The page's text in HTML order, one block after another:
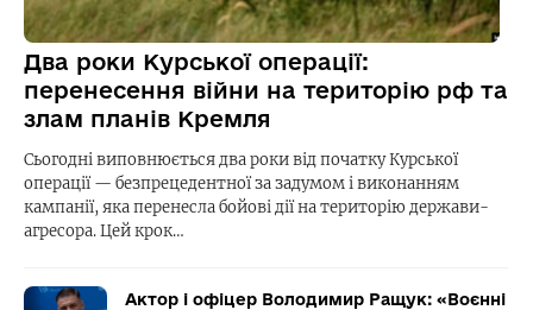
Два роки Курської операції:
перенесення війни на територію рф та
злам планів Кремля
Сьогодні виповнюється два роки від початку Курської
операції — безпрецедентної за задумом і виконанням
кампанії, яка перенесла бойові дії на територію держави-
агресора. Цей крок…
Актор і офіцер Володимир Ращук: «Воєнні